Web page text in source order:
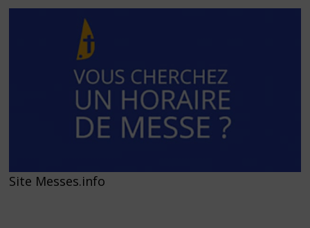
Site Messes.info